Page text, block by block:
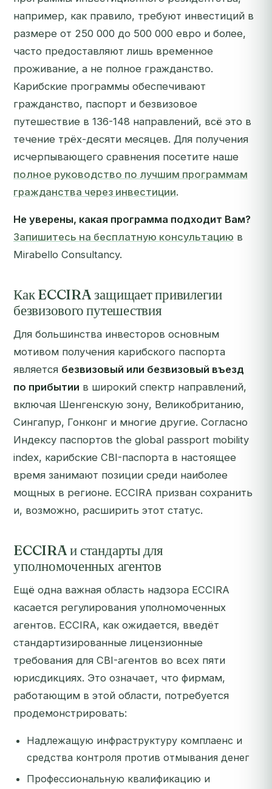
например, как правило, требуют инвестиций в
размере от 250 000 до 500 000 евро и более,
часто предоставляют лишь временное
проживание, а не полное гражданство.
Карибские программы обеспечивают
гражданство, паспорт и безвизовое
путешествие в 136-148 направлений, всё это в
течение трёх-десяти месяцев. Для получения
исчерпывающего сравнения посетите наше
полное руководство по лучшим программам
гражданства через инвестиции.
Не уверены, какая программа подходит Вам?
Запишитесь на бесплатную консультацию в
Mirabello Consultancy.
Как ECCIRA защищает привилегии
безвизового путешествия
Для большинства инвесторов основным
мотивом получения карибского паспорта
является безвизовый или безвизовый въезд
по прибытии в широкий спектр направлений,
включая Шенгенскую зону, Великобританию,
Сингапур, Гонконг и многие другие. Согласно
Индексу паспортов the global passport mobility
index, карибские CBI-паспорта в настоящее
время занимают позиции среди наиболее
мощных в регионе. ECCIRA призван сохранить
и, возможно, расширить этот статус.
ECCIRA и стандарты для
уполномоченных агентов
Ещё одна важная область надзора ECCIRA
касается регулирования уполномоченных
агентов. ECCIRA, как ожидается, введёт
стандартизированные лицензионные
требования для CBI-агентов во всех пяти
юрисдикциях. Это означает, что фирмам,
работающим в этой области, потребуется
продемонстрировать:
Надлежащую инфраструктуру комплаенс и
средства контроля против отмывания денег
Профессиональную квалификацию и